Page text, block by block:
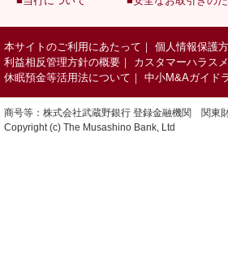
本サイトのご利用にあたって ｜ 個人情報保護
利益相反管理方針の概要 ｜ カスタマーハラス
休眠預金等活用法について ｜ 中小M&Aガイド
商号等：株式会社武蔵野銀行 登録金融機関 関東
Copyright (c) The Musashino Bank, Ltd